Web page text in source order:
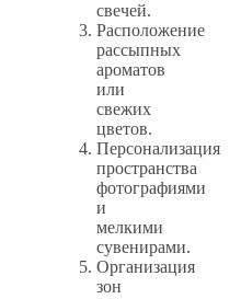
свечей.
Расположение
рассыпных
ароматов
или
свежих
цветов.
Персонализация
пространства
фотографиями
и
мелкими
сувенирами.
Организация
зон